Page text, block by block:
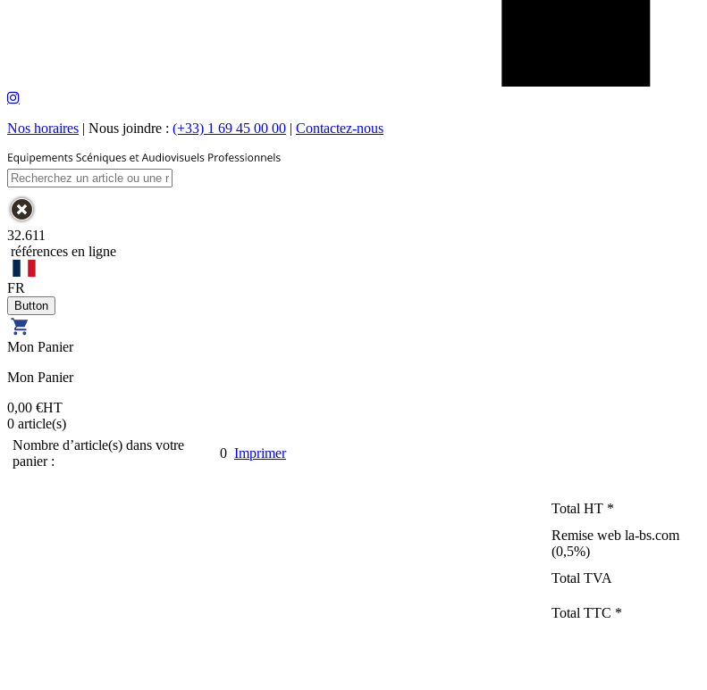
Nos horaires | Nous joindre : (+33) 1 69 45 00 00 | Contactez-nous
32.611
références en ligne
FR
Mon Panier
Mon Panier
0,00 €HT
0 article(s)
Nombre d’article(s) dans votre
panier :
0 Imprimer
Total HT *
Remise web la-bs.com
(0,5%)
Total TVA
Total TTC *